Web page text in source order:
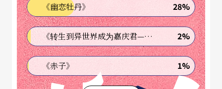
失去自我；双胞胎彼此欣赏却也彼此对立；小女儿
的多余，让她在自己家里、在最亲爱的人之间，比
一个陌生人还要陌生。借由这些不同人性面貌与隐
性人格，和家人间的互动，呈现现代人在看似和谐
的生活下，隐含的苦难与挣扎。而这些角色所呈现
《幽恋牡丹》 28%
《转生到异世界成为嘉庆君—发现我的祖先是诈骗集团!?》 2%
《赤子》 1%